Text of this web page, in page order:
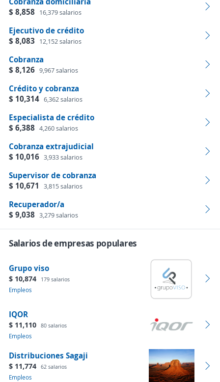
$ 8,858
16,379 salarios
Ejecutivo de crédito
$ 8,083
12,152 salarios
Cobranza
$ 8,126 9,967 salarios
Crédito y cobranza
$ 10,314 6,362 salarios
Especialista de crédito
$ 6,388 4,260 salarios
Cobranza extrajudicial
$ 10,016 3,933 salarios
Supervisor de cobranza
$ 10,671
3,815 salarios
Recuperador/a
$ 9,038 3,279 salarios
Salarios de empresas populares
Grupo viso
$ 10,874 179 salarios
Empleos
IQOR
$ 11,110 80 salarios
Empleos
Distribuciones Sagaji
$ 11,774 62 salarios
Empleos